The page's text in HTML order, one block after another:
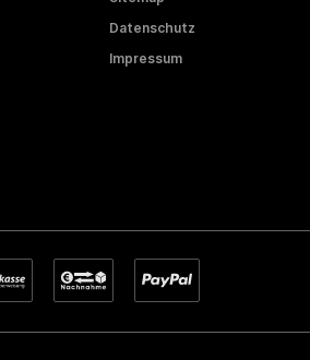
Datenschutz
Impressum